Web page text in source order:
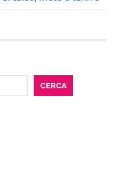
CERCA